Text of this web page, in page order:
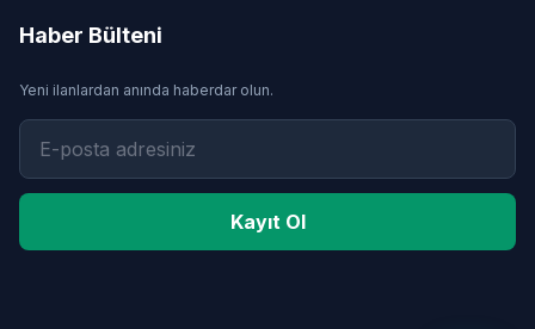
Haber Bülteni
Yeni ilanlardan anında haberdar olun.
Kayıt Ol